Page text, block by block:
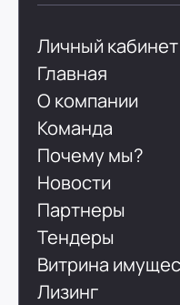
Личный кабинет
Главная
О компании
Команда
Почему мы?
Новости
Партнеры
Тендеры
Витрина
Лизинг